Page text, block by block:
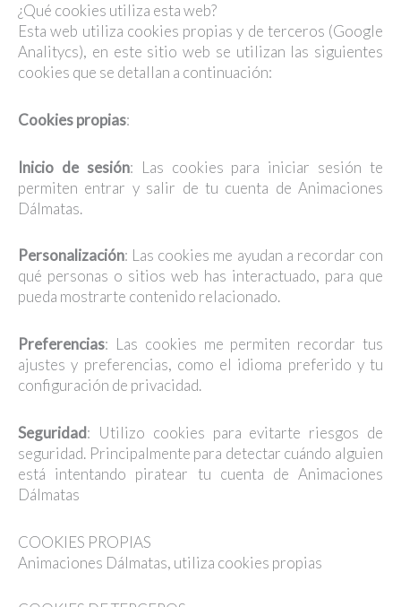
¿Qué cookies utiliza esta web?
Esta web utiliza cookies propias y de terceros (Google
Analitycs), en este sitio web se utilizan las siguientes
cookies que se detallan a continuación:
Cookies propias:
Inicio de sesión: Las cookies para iniciar sesión te
permiten entrar y salir de tu cuenta de Animaciones
Dálmatas.
Personalización: Las cookies me ayudan a recordar con
qué personas o sitios web has interactuado, para que
pueda mostrarte contenido relacionado.
Preferencias: Las cookies me permiten recordar tus
ajustes y preferencias, como el idioma preferido y tu
configuración de privacidad.
Seguridad: Utilizo cookies para evitarte riesgos de
seguridad. Principalmente para detectar cuándo alguien
está intentando piratear tu cuenta de Animaciones
Dálmatas
COOKIES PROPIAS
Animaciones Dálmatas, utiliza cookies propias